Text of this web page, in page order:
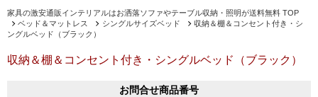
家具の激安通販インテリアルはお洒落ソファやテーブル収納・照明が送料無料 TOP
ベッド＆マットレス
シングルサイズベッド
収納＆棚＆コンセント付き・シ
ングルベッド（ブラック）
収納＆棚＆コンセント付き・シングルベッド（ブラック）
お問合せ商品番号